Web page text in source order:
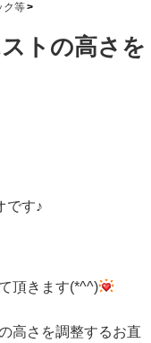
ク等
トの高さを
です♪
頂きます(*^^)
高さを調整するお直